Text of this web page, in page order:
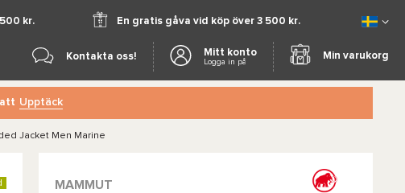
kr. En gratis gåva vid köp över 3 500 kr.
Kontakta oss! Mitt konto
Logga in på
Min varukorg
Upptäck
Jacket Men Marine
MAMMUT